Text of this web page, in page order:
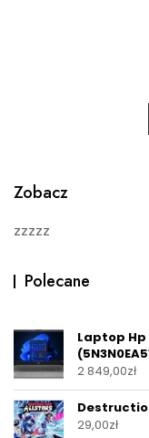
Zobacz
zzzzz
Polecane
Laptop Hp
2 849,00zł
29,00zł